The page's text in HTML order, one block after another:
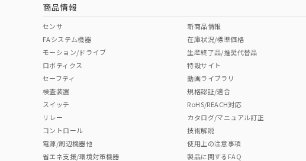
中国 RoHS表
Pb Hg Cr(VI)
"対応済み"や非含有の記載がされた商品であっても、流通在庫等で未
非含有品が必要な際は、弊社営業部門もしくは販売店へお問い合わせ
商品情報
センサ
FAシステム機器
モーション/ドライブ
ロボティクス
セーフティ
検査装置
スイッチ
リレー
コントロール
電源/周辺機器他
省エネ支援/環境対策機器
新商品情報
在庫状況/標準価格
生産終了品/推奨代替品
特設サイト
動画ライブラリ
規格認証/適合
RoHS/REACH対応
カタログ/マニュアル訂正
技術解説
使用上の注意事項
製品に関するFAQ